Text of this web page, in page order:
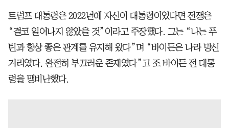
트럼프 대통령은 2022년에 자신이 대통령이었다면 전쟁은
“결코 일어나지 않았을 것”이라고 주장했다. 그는 “나는 푸
틴과 항상 좋은 관계를 유지해 왔다”며 “바이든은 나라 망신
거리였다. 완전히 부끄러운 존재였다”고 조 바이든 전 대통
령을 맹비난했다.